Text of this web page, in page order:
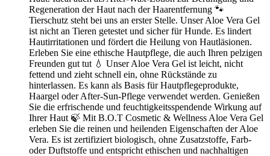
Regeneration der Haut nach der Haarentfernung 🐾
Tierschutz steht bei uns an erster Stelle. Unser Aloe Vera Gel
ist nicht an Tieren getestet und sicher für Hunde. Es lindert
Hautirritationen und fördert die Heilung von Hautläsionen.
Erleben Sie eine ethische Hautpflege, die auch Ihren pelzigen
Freunden gut tut 💧 Unser Aloe Vera Gel ist leicht, nicht
fettend und zieht schnell ein, ohne Rückstände zu
hinterlassen. Es kann als Basis für Hautpflegeprodukte,
Haargel oder After-Sun-Pflege verwendet werden. Genießen
Sie die erfrischende und feuchtigkeitsspendende Wirkung auf
Ihrer Haut 🍃 Mit B.O.T Cosmetic & Wellness Aloe Vera Gel
erleben Sie die reinen und heilenden Eigenschaften der Aloe
Vera. Es ist zertifiziert biologisch, ohne Zusatzstoffe, Farb-
oder Duftstoffe und entspricht ethischen und nachhaltigen